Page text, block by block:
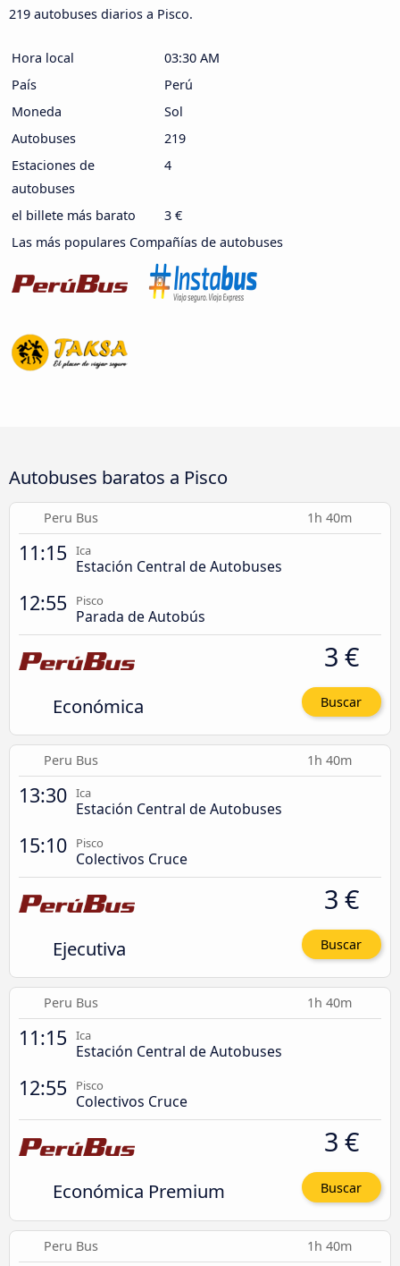
219 autobuses diarios a Pisco.
Hora local
03:30 AM
País
Perú
Moneda
Sol
Autobuses
219
Estaciones de
autobuses
4
el billete más barato
3 €
Las más populares Compañías de autobuses
Autobuses baratos a Pisco
Peru Bus 1h 40m
11:15 Ica
Estación Central de Autobuses
12:55 Pisco
Parada de Autobús
Económica
3 €
Buscar
Peru Bus 1h 40m
13:30 Ica
Estación Central de Autobuses
15:10 Pisco
Colectivos Cruce
Ejecutiva
3 €
Buscar
Peru Bus 1h 40m
11:15 Ica
Estación Central de Autobuses
12:55 Pisco
Colectivos Cruce
Económica Premium
3 €
Buscar
Peru Bus 1h 40m